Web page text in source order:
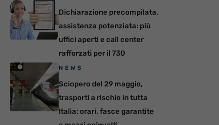
Dichiarazione precompilata,
assistenza potenziata: più
uffici aperti e call center
rafforzati per il 730
NEWS
Sciopero del 29 maggio,
trasporti a rischio in tutta
Italia: orari, fasce garantite